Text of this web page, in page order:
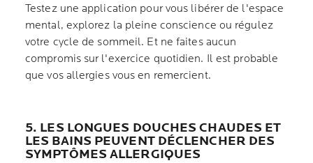
Testez une application pour vous libérer de l'espace
mental, explorez la pleine conscience ou régulez
votre cycle de sommeil. Et ne faites aucun
compromis sur l'exercice quotidien. Il est probable
que vos allergies vous en remercient.
5. LES LONGUES DOUCHES CHAUDES ET
LES BAINS PEUVENT DÉCLENCHER DES
SYMPTÔMES ALLERGIQUES